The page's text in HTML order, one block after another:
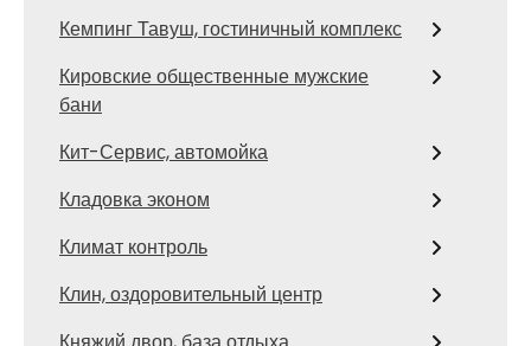
Кемпинг Тавуш, гостиничный комплекс
Кировские общественные мужские
бани
Кит-Сервис, автомойка
Кладовка эконом
Климат контроль
Клин, оздоровительный центр